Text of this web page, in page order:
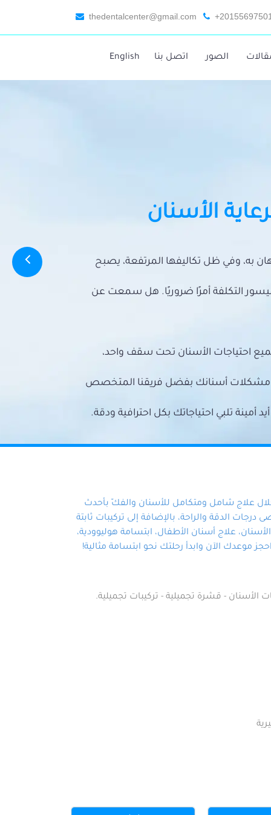
thedentalcenter@gmail.com
الصور اتصل بنا English
الأسنان
به، وفي ظل تكاليفها المرتفعة، يصبح
التكلفة أمرًا ضروريًا. هل سمعت عن
احتياجات الأسنان تحت سقف واحد،
مشكلات أسنانك بفضل فريقنا المتخصص
تلبي احتياجاتك بكل احترافية ودقة.
علاج شامل ومتكامل للأسنان والفكّ بأحدث
الدقة والراحة، بالإضافة إلى تركيبات ثابتة
علاج أسنان الأطفال، ابتسامة هوليوودية،
موعدك الآن وابدأ رحلتك نحو ابتسامة مثالية!
الأسنان - قشرة تجميلية - تركيبات تجميلية.